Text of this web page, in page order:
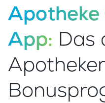
Apotheke
App: Das